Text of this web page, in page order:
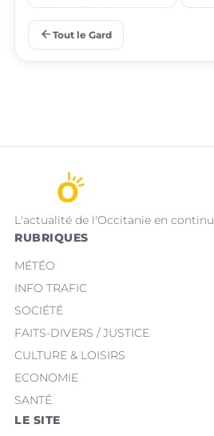
place
arrow_back Tout le Gard
L'actualité de l'Occitanie en continu
RUBRIQUES
MÉTÉO
INFO TRAFIC
SOCIÉTÉ
FAITS-DIVERS / JUSTICE
CULTURE & LOISIRS
ECONOMIE
SANTÉ
LE SITE